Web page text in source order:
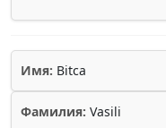
Имя: Bitca
Фамилия: Vasili